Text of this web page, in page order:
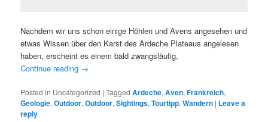
Nachdem wir uns schon einige Höhlen und Avens angesehen und
etwas Wissen über den Karst des Ardeche Plateaus angelesen
haben, erscheint es einem bald zwangsläufig,
Continue reading →
Posted in Uncategorized |Tagged Ardeche,Aven,Frankreich,
Geologie,Outdoor,Outdoor,Sightings,Tourtipp,Wandern | Leave a
reply